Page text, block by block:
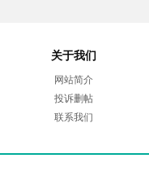
关于我们
网站简介
投诉删帖
联系我们